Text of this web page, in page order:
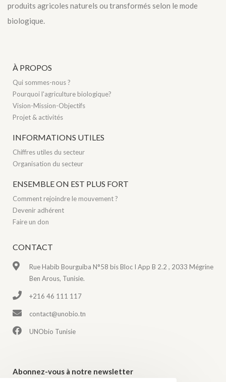
produits agricoles naturels ou transformés selon le mode
biologique.
À PROPOS
Qui sommes-nous ?
Pourquoi l'agriculture biologique?
Vision-Mission-Objectifs
Projet & activités
INFORMATIONS UTILES
Chiffres utiles du secteur
Organisation du secteur
ENSEMBLE ON EST PLUS FORT
Comment rejoindre le mouvement ?
Devenir adhérent
Faire un don
CONTACT
Rue Habib Bourguiba N°58 bis Bloc I App B 2.2 , 2033 Mégrine
Ben Arous, Tunisie.
+216 46 111 117
contact@unobio.tn
UNObio Tunisie
Abonnez-vous à notre newsletter